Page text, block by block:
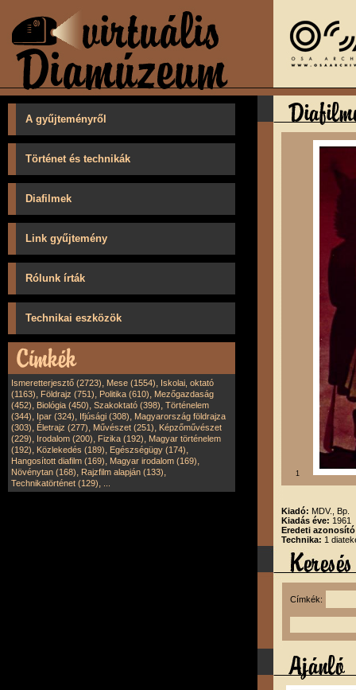
A gyűjteményről
Történet és technikák
Diafilmek
Link gyűjtemény
Rólunk írták
Technikai eszközök
Ismeretterjesztő (2723), Mese (1554), Iskolai, oktató
(1163), Földrajz (751), Politika (610), Mezőgazdaság
(452), Biológia (450), Szakoktató (398), Történelem
(344), Ipar (324), Ifjúsági (308), Magyarország földrajza
(303), Életrajz (277), Művészet (251), Képzőművészet
(229), Irodalom (200), Fizika (192), Magyar történelem
(192), Közlekedés (189), Egészségügy (174),
Hangosított diafilm (169), Magyar irodalom (169),
Növénytan (168), Rajzfilm alapján (133),
Technikatörténet (129),
1
Kiadó: MDV., Bp.
Kiadás éve: 1961
Eredeti
Technika: 1
Címkék: